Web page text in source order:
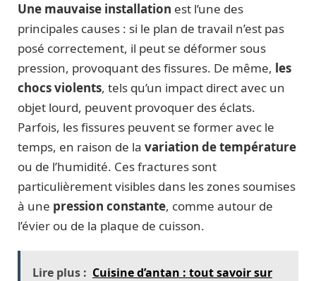
Une mauvaise installation est l’une des
principales causes : si le plan de travail n’est pas
posé correctement, il peut se déformer sous
pression, provoquant des fissures. De même, les
chocs violents, tels qu’un impact direct avec un
objet lourd, peuvent provoquer des éclats.
Parfois, les fissures peuvent se former avec le
temps, en raison de la variation de température
ou de l’humidité. Ces fractures sont
particulièrement visibles dans les zones soumises
à une pression constante, comme autour de
l’évier ou de la plaque de cuisson.
Lire plus : Cuisine d’antan : tout savoir sur